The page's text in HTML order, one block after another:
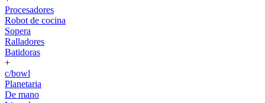
Procesadores
Robot de cocina
Sopera
Ralladores
Batidoras
+
c/bowl
Planetaria
De mano